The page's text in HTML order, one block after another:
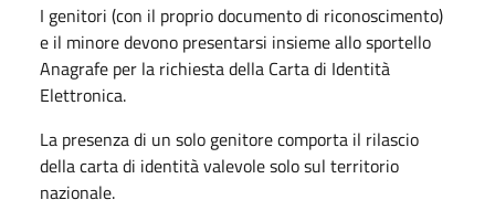
I genitori (con il proprio documento di riconoscimento)
e il minore devono presentarsi insieme allo sportello
Anagrafe per la richiesta della Carta di Identità
Elettronica.
La presenza di un solo genitore comporta il rilascio
della carta di identità valevole solo sul territorio
nazionale.